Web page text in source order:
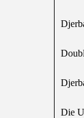
Die